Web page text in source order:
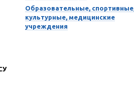
Образовательные, спортивные,
культурные, медицинские
учреждения